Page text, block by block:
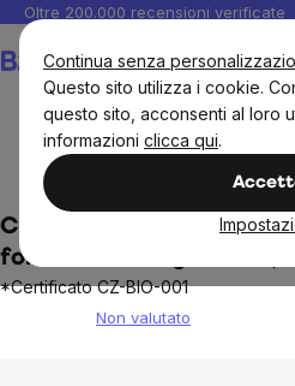
Continua senza
Questo sito utilizza i cookie.
questo sito, acconsenti al loro
informazioni clicca qui.
Salta
contenuto
Oltre 200.000 recensioni verificate
Snacks e
Cioccolatini dal cielo -
fondente biologico 72%,
*Certificato CZ-BIO-001
Non valutato